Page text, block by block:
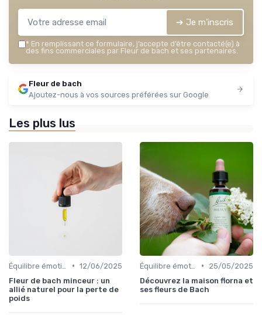
➔ Je m'inscris
* En remplissant ce formulaire, j’accepte d’être contacté(e) à
des fins commerciales par Fleur de bach et ses partenaires.
Fleur de bach
Ajoutez-nous à vos sources préférées sur Google
Les plus lus
• 12/06/2025
Fleur de bach minceur : un
allié naturel pour la perte de
poids
•
25/05/2025
Découvrez la maison florna et
ses fleurs de Bach